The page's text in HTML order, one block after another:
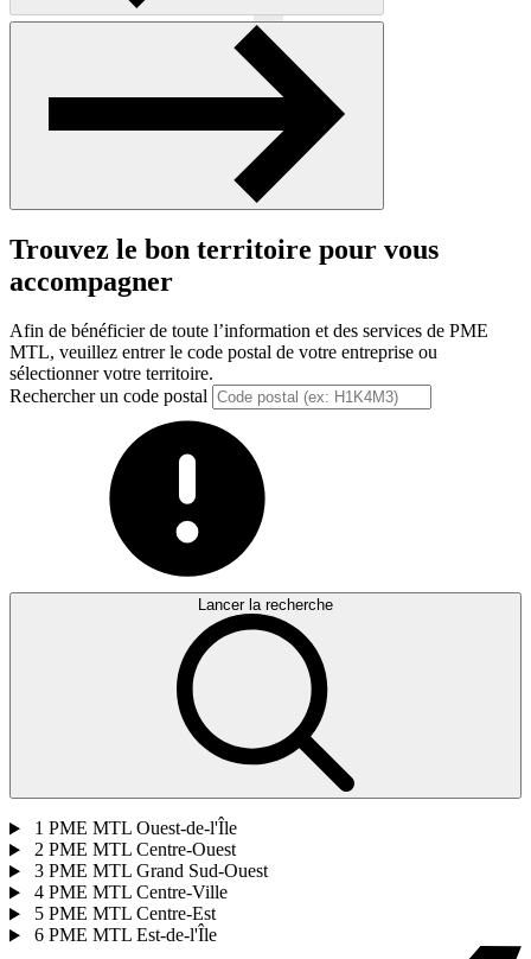
Précédent
Trouvez le bon territoire pour vous
accompagner
Afin de bénéficier de toute l’information et des services de PME
MTL, veuillez entrer le code postal de votre entreprise ou
sélectionner votre territoire.
Rechercher un code postal
Lancer la recherche
1 PME MTL Ouest-de-l'Île
2 PME MTL Centre-Ouest
3 PME MTL Grand Sud-Ouest
4 PME MTL Centre-Ville
5 PME MTL Centre-Est
6 PME MTL Est-de-l'Île